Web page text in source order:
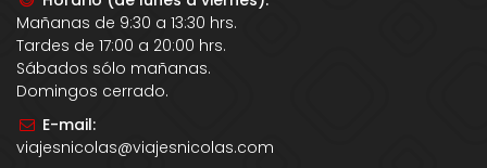
Mañanas de 9:30 a 13:30 hrs.
Tardes de 17:00 a 20:00 hrs.
Sábados sólo mañanas.
Domingos cerrado.
E-mail:
viajesnicolas@viajesnicolas.com